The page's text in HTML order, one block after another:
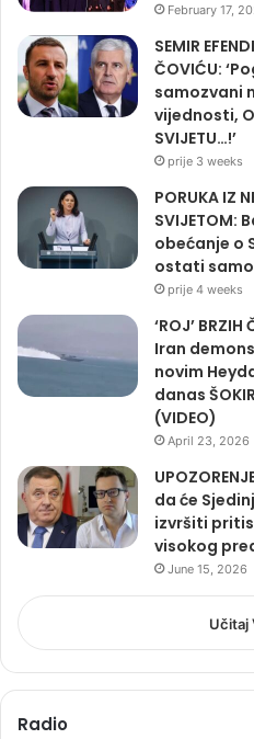
February 17,
SEMIR
ČOVIĆU:
samozvani
vijednosti,
SVIJETU…!’
prije 3 weeks
PORUKA IZ
SVIJETOM:
obećanje o
ostati
prije 4 weeks
‘ROJ’
Iran
novim
danas
(VIDEO)
April 23, 2026
da će
izvršiti
visokog
June 15, 2026
Učitaj
Radio